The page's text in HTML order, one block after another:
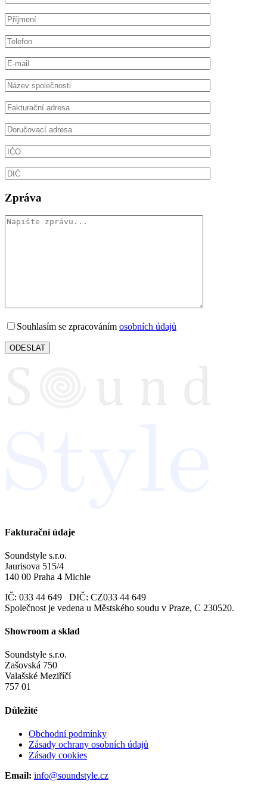
Zpráva
Souhlasím se zpracováním osobních údajů
Fakturační údaje
Soundstyle s.r.o.
Jaurisova 515/4
140 00 Praha 4 Michle
IČ: 033 44 649 DIČ: CZ033 44 649
Společnost je vedena u Městského soudu v Praze, C 230520.
Showroom a sklad
Soundstyle s.r.o.
Zašovská 750
Valašské Meziříčí
757 01
Důležité
Obchodní podmínky
Zásady ochrany osobních údajů
Zásady cookies
Email: info@soundstyle.cz